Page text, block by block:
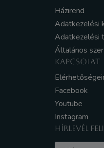
Házirend
Adatkezelési
Adatkezelési
Általános
KAPCSOLAT
Facebook
Youtube
Instagram
HÍRLEVÉL